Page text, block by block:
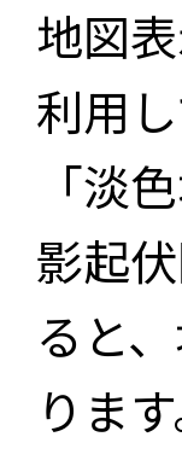
地図
利用
「淡
影起
ると
ります